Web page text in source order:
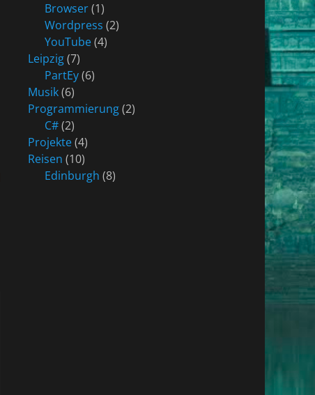
Browser(1)
Wordpress (2)
YouTube(4)
Leipzig(7)
PartEy(6)
Musik(6)
Programmierung(2)
C#(2)
Projekte(4)
Reisen (10)
Edinburgh (8)